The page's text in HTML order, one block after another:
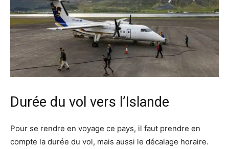
Durée du vol vers l’Islande
Pour se rendre en voyage ce pays, il faut prendre en
compte la durée du vol, mais aussi le décalage horaire.